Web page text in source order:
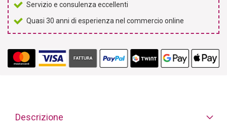
Servizio e consulenza eccellenti
Quasi 30 anni di esperienza nel commercio online
Descrizione